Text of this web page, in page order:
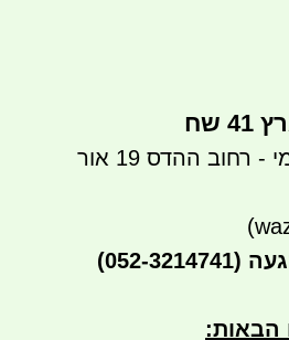
שח
ניתן לבצע איסוף עצמי - רחוב ההדס 19 אור
(052-3214741)
הבאות: